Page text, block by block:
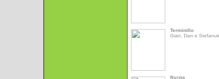
Terminillo
Gian, Dan e Stefanuk
Norma